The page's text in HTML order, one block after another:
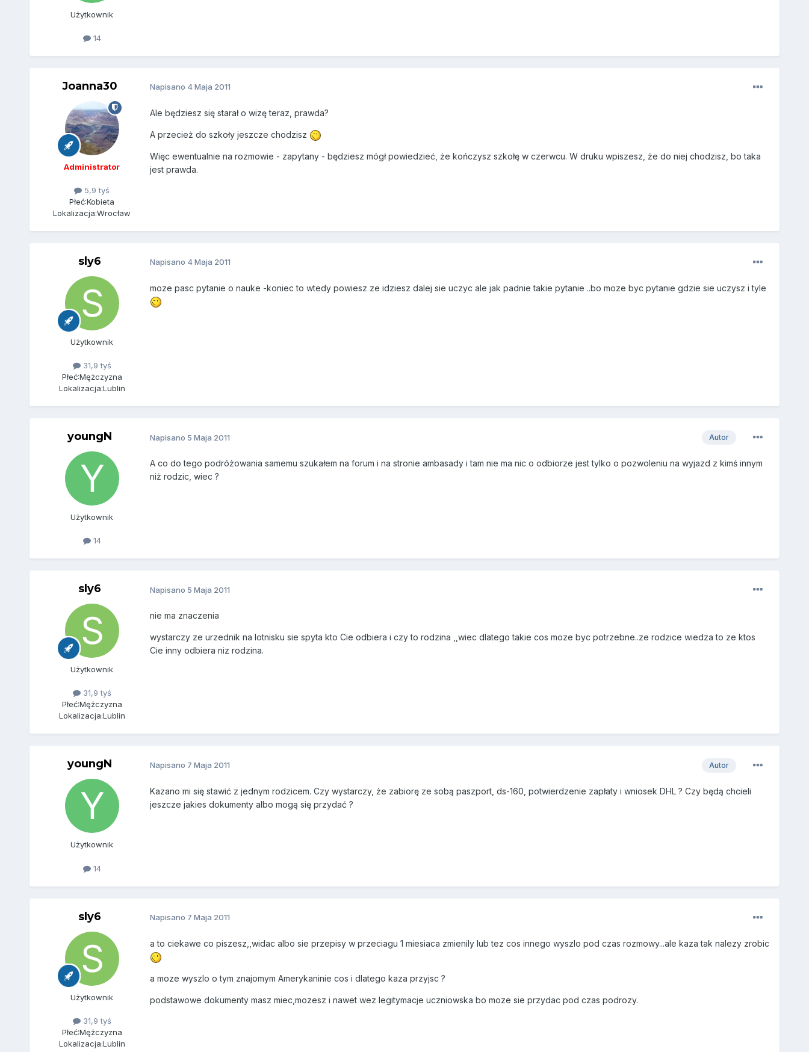
Użytkownik
14
Joanna30
Administrator
5,9 tyś
Płeć:Kobieta
Lokalizacja:Wrocław
Napisano 4 Maja 2011
Ale będziesz się starał o wizę teraz, prawda?
A przecież do szkoły jeszcze chodzisz
Więc ewentualnie na rozmowie - zapytany - będziesz mógł powiedzieć, że kończysz szkołę w czerwcu. W druku wpiszesz, że do niej chodzisz, bo taka
jest prawda.
sly6
Użytkownik
31,9 tyś
Płeć:Mężczyzna
Lokalizacja:Lublin
Napisano 4 Maja 2011
moze pasc pytanie o nauke -koniec to wtedy powiesz ze idziesz dalej sie uczyc ale jak padnie takie pytanie ..bo moze byc pytanie gdzie sie uczysz i tyle
youngN
Użytkownik
14
Autor
Napisano 5 Maja 2011
A co do tego podróżowania samemu szukałem na forum i na stronie ambasady i tam nie ma nic o odbiorze jest tylko o pozwoleniu na wyjazd z kimś innym
niż rodzic, wiec ?
sly6
Użytkownik
31,9 tyś
Płeć:Mężczyzna
Lokalizacja:Lublin
Napisano 5 Maja 2011
nie ma znaczenia
wystarczy ze urzednik na lotnisku sie spyta kto Cie odbiera i czy to rodzina ,,wiec dlatego takie cos moze byc potrzebne..ze rodzice wiedza to ze ktos
Cie inny odbiera niz rodzina.
youngN
Użytkownik
14
Autor
Napisano 7 Maja 2011
Kazano mi się stawić z jednym rodzicem. Czy wystarczy, że zabiorę ze sobą paszport, ds-160, potwierdzenie zapłaty i wniosek DHL ? Czy będą chcieli
jeszcze jakies dokumenty albo mogą się przydać ?
sly6
Użytkownik
31,9 tyś
Płeć:Mężczyzna
Lokalizacja:Lublin
Napisano 7 Maja 2011
a to ciekawe co piszesz,,widac albo sie przepisy w przeciagu 1 miesiaca zmienily lub tez cos innego wyszlo pod czas rozmowy...ale kaza tak nalezy zrobic
a moze wyszlo o tym znajomym Amerykaninie cos i dlatego kaza przyjsc ?
podstawowe dokumenty masz miec,mozesz i nawet wez legitymacje uczniowska bo moze sie przydac pod czas podrozy.